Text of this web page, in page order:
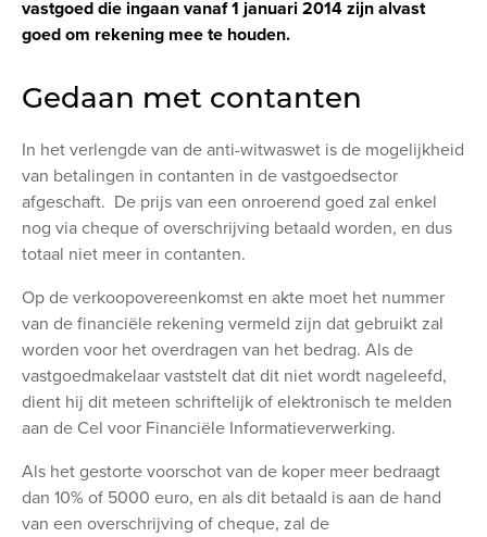
vastgoed die ingaan vanaf 1 januari 2014 zijn alvast
goed om rekening mee te houden.
Gedaan met contanten
In het verlengde van de anti-witwaswet is de mogelijkheid
van betalingen in contanten in de vastgoedsector
afgeschaft. De prijs van een onroerend goed zal enkel
nog via cheque of overschrijving betaald worden, en dus
totaal niet meer in contanten.
Op de verkoopovereenkomst en akte moet het nummer
van de financiële rekening vermeld zijn dat gebruikt zal
worden voor het overdragen van het bedrag. Als de
vastgoedmakelaar vaststelt dat dit niet wordt nageleefd,
dient hij dit meteen schriftelijk of elektronisch te melden
aan de Cel voor Financiële Informatieverwerking.
Als het gestorte voorschot van de koper meer bedraagt
dan 10% of 5000 euro, en als dit betaald is aan de hand
van een overschrijving of cheque, zal de